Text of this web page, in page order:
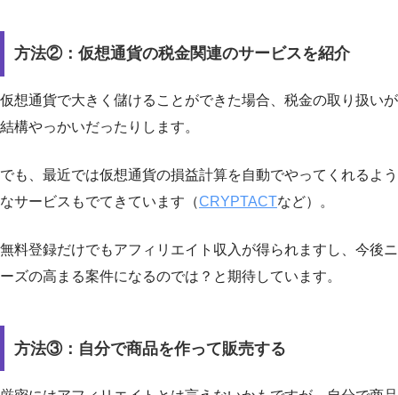
方法②：仮想通貨の税金関連のサービスを紹介
仮想通貨で大きく儲けることができた場合、税金の取り扱いが
結構やっかいだったりします。
でも、最近では仮想通貨の損益計算を自動でやってくれるよう
なサービスもでてきています（CRYPTACTなど）。
無料登録だけでもアフィリエイト収入が得られますし、今後ニ
ーズの高まる案件になるのでは？と期待しています。
方法③：自分で商品を作って販売する